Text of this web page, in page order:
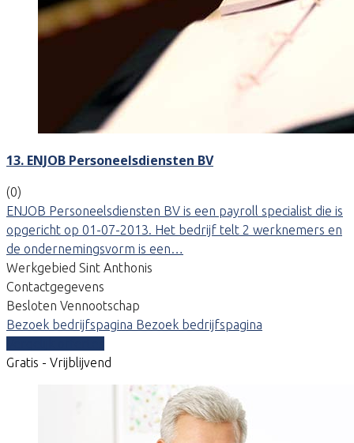
13. ENJOB Personeelsdiensten BV
(0)
ENJOB Personeelsdiensten BV is een payroll specialist die is
opgericht op 01-07-2013. Het bedrijf telt 2 werknemers en
de ondernemingsvorm is een…
Werkgebied Sint Anthonis
Contactgegevens
Besloten Vennootschap
Bezoek bedrijfspagina Bezoek bedrijfspagina
Gratis - Vrijblijvend